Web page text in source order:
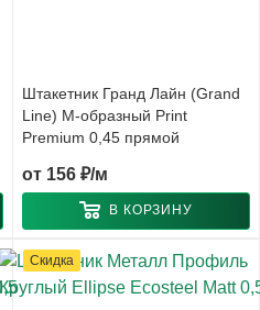
Штакетник Гранд Лайн (Grand
Line) М-образный Print
Premium 0,45 прямой
от 156 ₽/м
В КОРЗИНУ
Скидка